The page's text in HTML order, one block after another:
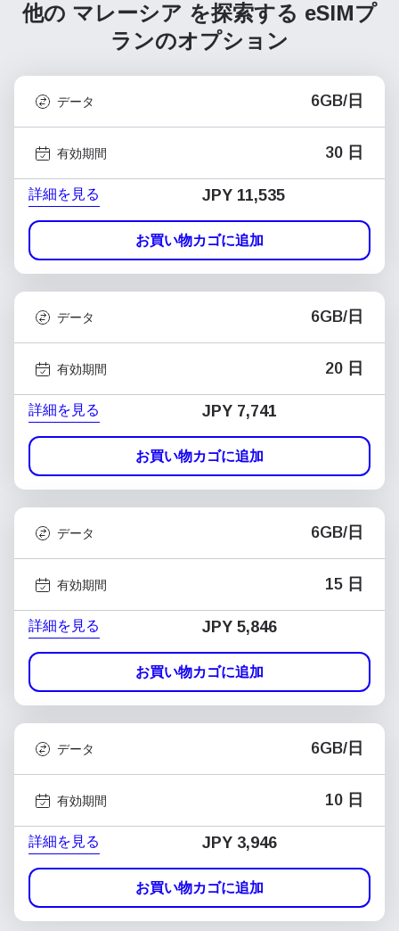
他の マレーシア を探索する eSIMプ
ランのオプション
データ 6GB/日
有効期間 30 日
詳細を見る JPY 11,535
お買い物カゴに追加
データ 6GB/日
有効期間 20 日
詳細を見る JPY 7,741
お買い物カゴに追加
データ 6GB/日
有効期間 15 日
詳細を見る JPY 5,846
お買い物カゴに追加
データ 6GB/日
有効期間 10 日
詳細を見る JPY 3,946
お買い物カゴに追加